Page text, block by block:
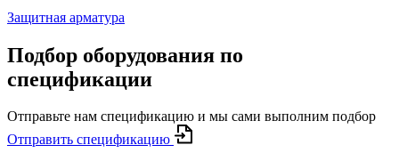
Защитная арматура
Подбор оборудования по
спецификации
Отправьте нам спецификацию и мы сами выполним подбор
Отправить спецификацию